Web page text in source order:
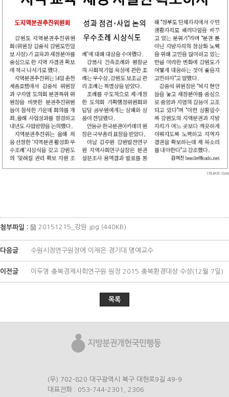
첨부파일 : 20151215_강원.jpg (440KB)
다음글 수원시정연구원장에 이재은 경기대 명예교수
이전글 이두영 충북경제사회연구원 원장 2015 충북환경대상 수상(12월 7일)
목록
(우) 702-820 대구광역시 북구 대현로9길 49-9
대표전화 : 053-744-2301
2306